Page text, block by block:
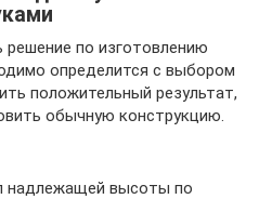
решение по изготовлению
определится с выбором
положительный результат,
обычную конструкцию.
надлежащей высоты по